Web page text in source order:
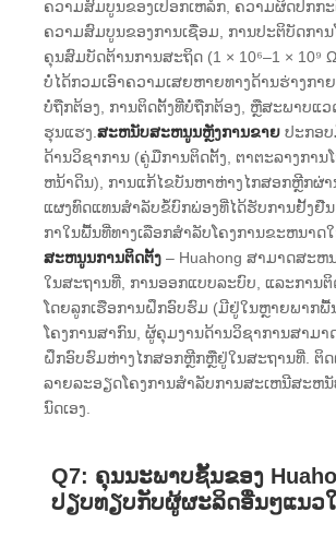
ຄວາມສົມບູນຂອງເປືອກເຫລໍກ, ຄວາມຜິດປົກກ
ຄວາມສົມບູນຂອງການເຊື່ອມ, ການປະຕິບັດກາ
ຄຸນສົມບັດຕ້ານການສະຖິດ (1 × 10⁶–1 × 10⁹
ບໍ່ໄດ້ກວມເອົາຄວາມເສຍຫາຍທາງດ້ານຮ່າງກາ
ບໍ່ຖືກຕ້ອງ, ການຕິດຕັ້ງທີ່ບໍ່ຖືກຕ້ອງ, ຫຼືສະພາບແ
ຮຸນແຮງ.ສະຫນັບສະຫນູນຫຼັງການຂາຍ ປະກອບ
ດ້ານວິຊາການ (ຄູ່ມືການຕິດຕັ້ງ, ຕາຕະລາງການ
ຫນ້າດິນ), ການແກ້ໄຂບັນຫາຫ່າງໄກສອກຫຼີກຜ່າ
ແຜງທົດແທນສໍາລັບຂໍ້ບົກພ່ອງທີ່ໄດ້ຮັບການຢັ້ງຢື
ກາໃນພື້ນທີ່ທາງເລືອກສໍາລັບໂຄງການຂະຫນາດ
ສະຫນູນການຕິດຕັ້ງ – Huahong ສາມາດສະຫ
ໃນສະຖານທີ່, ການອອກແບບລະບົບ, ແລະການຕິ
ໂດຍລູກເຮືອການຝຶກອົບຮົມ (ມີຢູ່ໃນຫຼາຍພາກພື້
ໂຄງການສາກົນ, ຜູ້ຄຸມງານດ້ານວິຊາການສາມ
ຝຶກອົບຮົມຫ່າງໄກສອກຫຼີກຫຼືຢູ່ໃນສະຖານທີ່. ຕິດ
ລາຍລະອຽດໂຄງການສໍາລັບການສະເຫນີສະຫ
ນົດເອງ.
Q7: ຄຸນນະພາບຊັ້ນຂອງ
ປຽບທຽບກັບຜູ້ຜະລິດອື່ນໆແນວ